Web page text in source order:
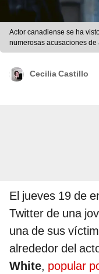
Actor canadiense se ha
numerosas acusaciones
difusión
Cecilia Castillo
El jueves 19 de
Twitter de una
una de sus
alrededor del
White, popular